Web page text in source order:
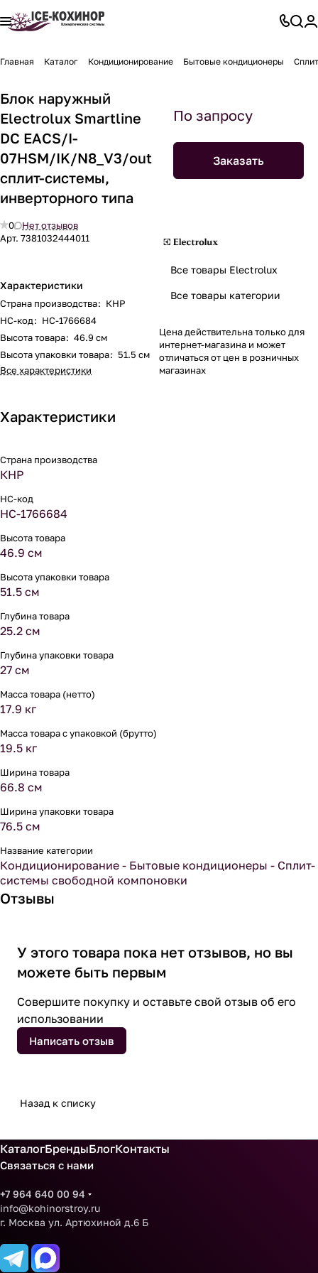
Главная Каталог Кондиционирование Бытовые кондиционеры
Блок наружный
Electrolux Smartline
DC EACS/I-
07HSM/IK/N8_V3/out
сплит-системы,
инверторного типа
0
Нет отзывов
Арт. 7381032444011
Характеристики
Страна производства: КНР
НС-код: НС-1766684
Высота товара: 46.9 см
Высота упаковки товара: 51.5 см
Все характеристики
По запросу
Заказать
Все товары Electrolux
Все товары категории
Цена действительна только для
интернет-магазина и может
отличаться от цен в розничных
магазинах
Характеристики
Страна производства
КНР
НС-код
НС-1766684
Высота товара
46.9 см
Высота упаковки товара
51.5 см
Глубина товара
25.2 см
Глубина упаковки товара
27 см
Масса товара (нетто)
17.9 кг
Масса товара с упаковкой (брутто)
19.5 кг
Ширина товара
66.8 см
Ширина упаковки товара
76.5 см
Название категории
Кондиционирование - Бытовые кондиционеры - Сплит-
системы свободной компоновки
Отзывы
У этого товара пока нет отзывов, но вы
можете быть первым
Совершите покупку и оставьте свой отзыв об его
использовании
Написать отзыв
Назад к списку
КаталогБрендыБлогКонтакты
Связаться с нами
+7 964 640 00 94
info@kohinorstroy.ru
г. Москва ул. Артюхиной д.6 Б